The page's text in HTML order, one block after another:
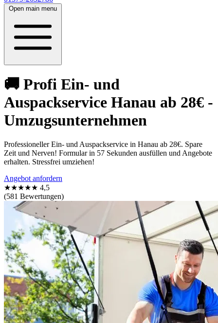
Open main menu
🚚 Profi Ein- und
Auspackservice Hanau ab 28€ -
Umzugsunternehmen
Professioneller Ein- und Auspackservice in Hanau ab 28€. Spare
Zeit und Nerven! Formular in 57 Sekunden ausfüllen und Angebote
erhalten. Stressfrei umziehen!
Angebot anfordern
★★★★★ 4,5
(581 Bewertungen)